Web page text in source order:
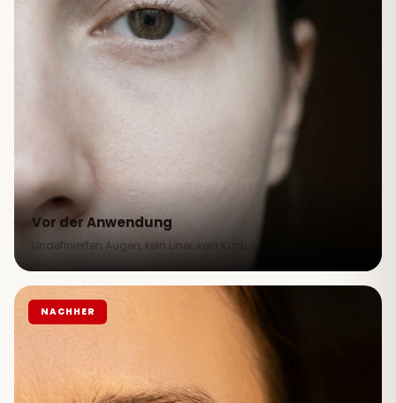
Vor der Anwendung
Undefinierten Augen, kein Liner, kein Kontur
NACHHER